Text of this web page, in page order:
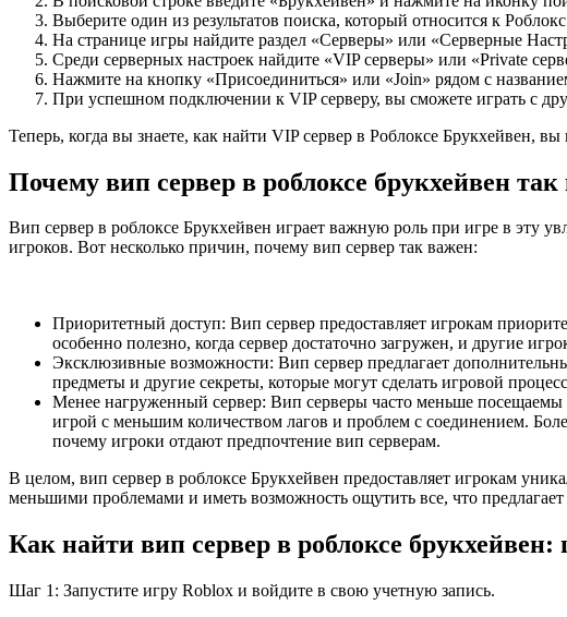
Выберите один из результатов поиска, который относится к
На странице игры найдите раздел «Серверы» или «Серверные
Среди серверных настроек найдите «VIP серверы» или «Private
Нажмите на кнопку «Присоединиться» или «Join» рядом с
При успешном подключении к VIP серверу, вы сможете играть с
Теперь, когда вы знаете, как найти VIP сервер в Роблоксе Брукхейвен,
Почему вип сервер в роблоксе брукхейвен
Вип сервер в роблоксе Брукхейвен играет важную роль при игре в эту
игроков. Вот несколько причин, почему вип сервер так важен:
Приоритетный доступ: Вип сервер предоставляет игрокам
особенно полезно, когда сервер достаточно загружен, и другие
Эксклюзивные возможности: Вип сервер предлагает
предметы и другие секреты, которые могут сделать игровой
Менее нагруженный сервер: Вип серверы часто меньше посещаемы
игрой с меньшим количеством лагов и проблем с соединением.
почему игроки отдают предпочтение вип серверам.
В целом, вип сервер в роблоксе Брукхейвен предоставляет игрокам
меньшими проблемами и иметь возможность ощутить все, что
Как найти вип сервер в роблоксе
Шаг 1: Запустите игру Roblox и войдите в свою учетную запись.